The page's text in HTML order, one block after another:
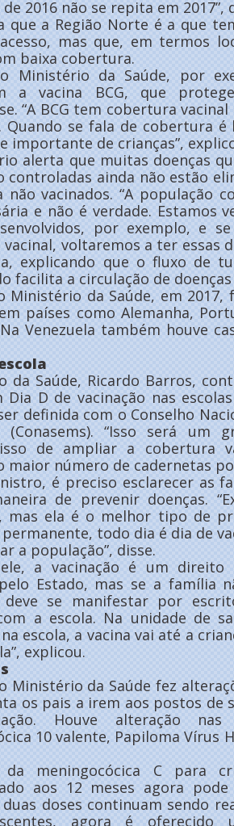
2016 não se repita em 2017”,
que a Região Norte é a que
mas que, em termos
baixa cobertura.
o Ministério da Saúde, por
a vacina BCG, que
“A BCG tem cobertura
Quando se fala de cobertura é
importante de crianças”,
alerta que muitas doenças
controladas ainda não estão
não vacinados. “A população
e não é verdade. Estamos
por exemplo, e
voltaremos a ter essas
explicando que o fluxo de
facilita a circulação de
Ministério da Saúde, em
países como Alemanha,
Venezuela também houve
da Saúde, Ricardo Barros,
Dia D de vacinação nas
definida com o Conselho
(Conasems). “Isso será um
de ampliar a cobertura
maior número de cadernetas
é preciso esclarecer as
de prevenir doenças.
mas ela é o melhor tipo de
todo dia é dia de
a população”, disse.
ele, a vacinação é um
Estado, mas se a família
deve se manifestar por
a escola. Na unidade de
escola, a vacina vai até a
explicou.
Ministério da Saúde fez
os pais a irem aos postos de
Houve alteração nas
10 valente, Papiloma Vírus
meningocócica C para
aos 12 meses agora
doses continuam sendo
agora é